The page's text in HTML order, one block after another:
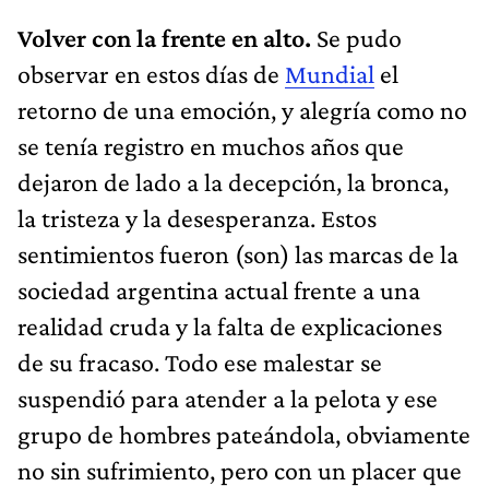
Volver con la frente en alto. Se pudo
observar en estos días de Mundial el
retorno de una emoción, y alegría como no
se tenía registro en muchos años que
dejaron de lado a la decepción, la bronca,
la tristeza y la desesperanza. Estos
sentimientos fueron (son) las marcas de la
sociedad argentina actual frente a una
realidad cruda y la falta de explicaciones
de su fracaso. Todo ese malestar se
suspendió para atender a la pelota y ese
grupo de hombres pateándola, obviamente
no sin sufrimiento, pero con un placer que